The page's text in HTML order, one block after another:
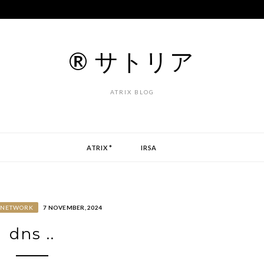
® サトリア
ATRIX BLOG
ATRIX * IRSA
NETWORK 7 NOVEMBER, 2024
dns ..